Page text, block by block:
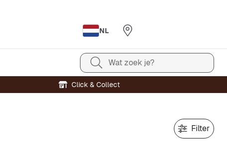
NL
Wat zoek je?
Click & Collect
Filter